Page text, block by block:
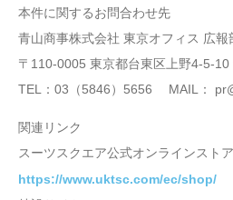
本件に関するお問合わせ先
青山商事株式会社 東京オフィス 広報
〒110-0005 東京都台東区上野4-5-10
TEL：03（5846）5656 MAIL：
関連リンク
スーツスクエア公式オンラインストア
https://www.uktsc.com/ec/shop/